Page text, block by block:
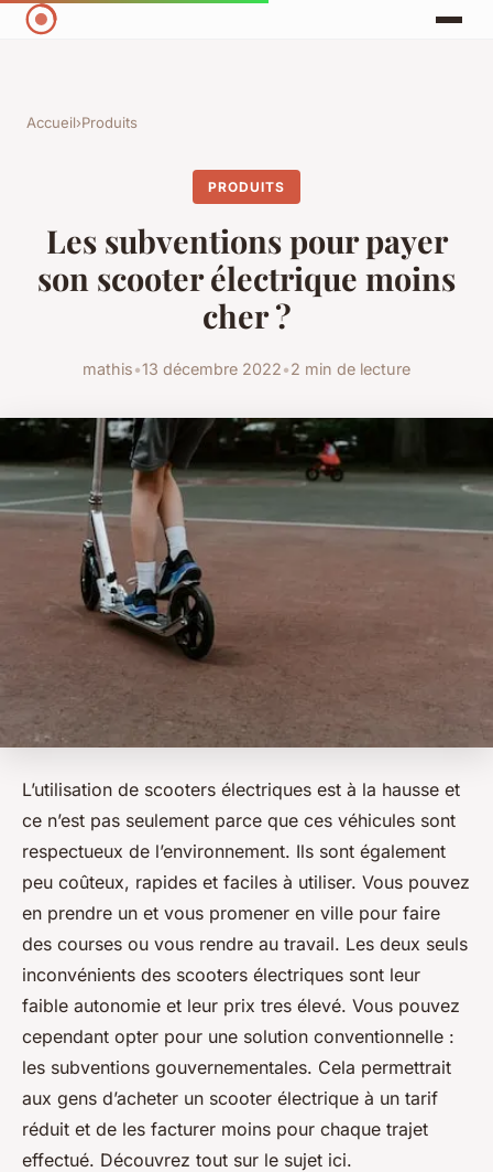
Accueil›Produits
PRODUITS
Les subventions pour payer
son scooter électrique moins
cher ?
mathis•13 décembre 2022•2 min de lecture
L’utilisation de scooters électriques est à la hausse et
ce n’est pas seulement parce que ces véhicules sont
respectueux de l’environnement. Ils sont également
peu coûteux, rapides et faciles à utiliser. Vous pouvez
en prendre un et vous promener en ville pour faire
des courses ou vous rendre au travail. Les deux seuls
inconvénients des scooters électriques sont leur
faible autonomie et leur prix tres élevé. Vous pouvez
cependant opter pour une solution conventionnelle :
les subventions gouvernementales. Cela permettrait
aux gens d’acheter un scooter électrique à un tarif
réduit et de les facturer moins pour chaque trajet
effectué. Découvrez tout sur le sujet ici.